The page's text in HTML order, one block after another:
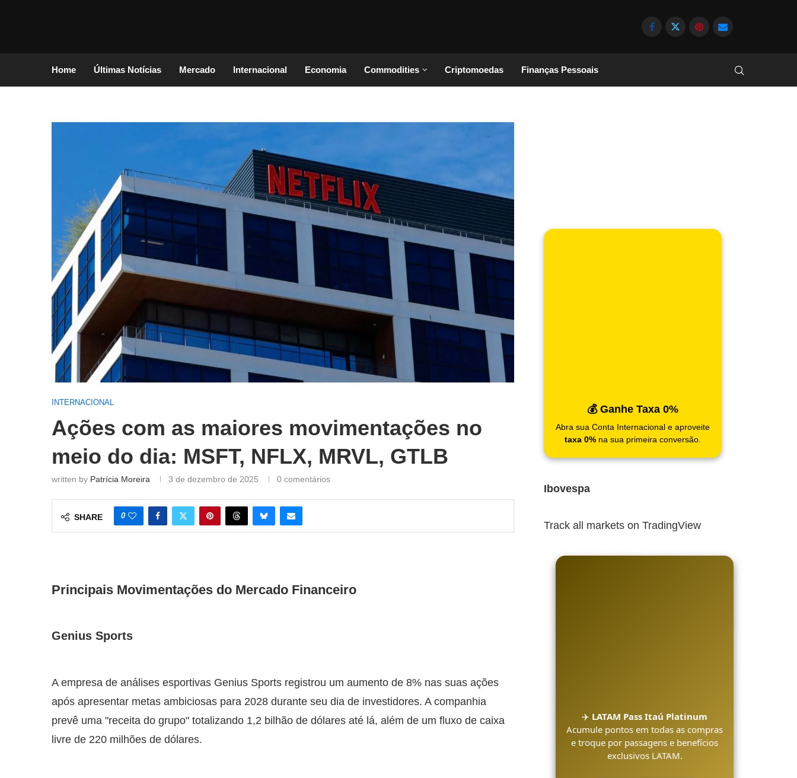
Home Últimas Notícias Mercado Internacional Economia Commodities Criptomoedas Finanças Pessoais
INTERNACIONAL
Ações com as maiores movimentações no
meio do dia: MSFT, NFLX, MRVL, GTLB
written by Patrícia Moreira 3 de dezembro de 2025 0 comentários
SHARE 0
Principais Movimentações do Mercado Financeiro
Genius Sports
A empresa de análises esportivas Genius Sports registrou um aumento de 8% nas suas ações
após apresentar metas ambiciosas para 2028 durante seu dia de investidores. A companhia
prevê uma "receita do grupo" totalizando 1,2 bilhão de dólares até lá, além de um fluxo de caixa
livre de 220 milhões de dólares.
💰 Ganhe Taxa 0%
Abra sua Conta Internacional e aproveite
taxa 0% na sua primeira conversão.
Ibovespa
Track all markets on TradingView
✈️ LATAM Pass Itaú Platinum
Acumule pontos em todas as compras
e troque por passagens e benefícios
exclusivos LATAM.